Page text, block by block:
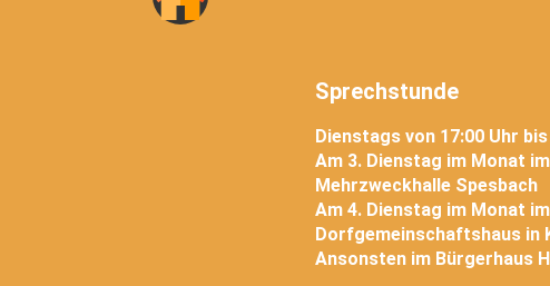
Sprechstunde
Dienstags von 17:00 Uhr
Am 3. Dienstag im Monat
Mehrzweckhalle Spesbach
Am 4. Dienstag im Monat im
Dorfgemeinschaftshaus in
Ansonsten im Bürgerhaus